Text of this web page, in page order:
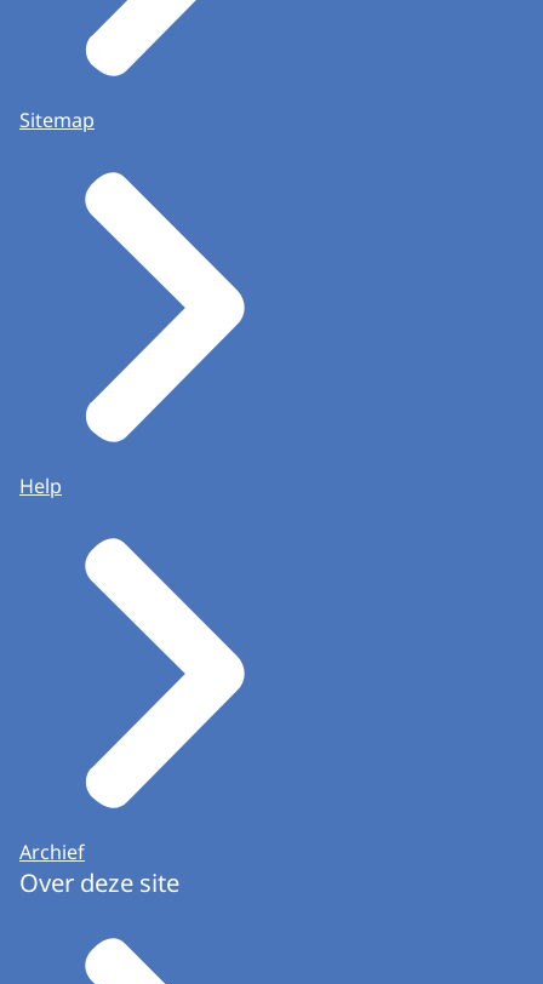
Sitemap
Help
Archief
Over deze site